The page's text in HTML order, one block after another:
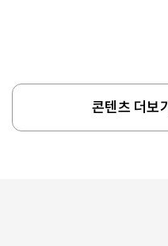
콘텐츠 더보기